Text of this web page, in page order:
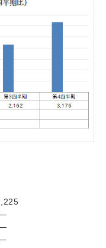
—
—
—